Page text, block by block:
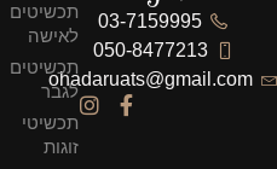
03-7159995
050-8477213
ohadaruats@gmail.com
תכשיטים
לאישה
תכשיטים
לגבר
תכשיטי
זוגות